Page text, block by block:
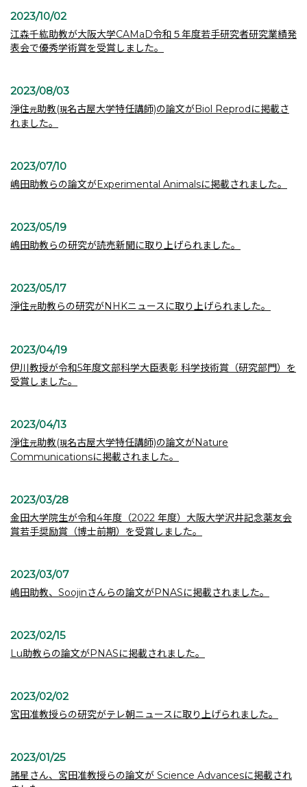
2023/10/02
江森千紘助教が大阪大学CAMaD令和５年度若手研究者研究業績発
表会で優秀学術賞を受賞しました。
2023/08/03
淨住元助教(現名古屋大学特任講師)の論文がBiol Reprodに掲載さ
れました。
2023/07/10
嶋田助教らの論文がExperimental Animalsに掲載されました。
2023/05/19
嶋田助教らの研究が読売新聞に取り上げられました。
2023/05/17
淨住元助教らの研究がNHKニュースに取り上げられました。
2023/04/19
伊川教授が令和5年度文部科学大臣表彰 科学技術賞（研究部門）を
受賞しました。
2023/04/13
淨住元助教(現名古屋大学特任講師)の論文がNature
Communicationsに掲載されました。
2023/03/28
金田大学院生が令和4年度（2022 年度）大阪大学沢井記念薬友会
賞若手奨励賞（博士前期）を受賞しました。
2023/03/07
嶋田助教、Soojinさんらの論文がPNASに掲載されました。
2023/02/15
Lu助教らの論文がPNASに掲載されました。
2023/02/02
宮田准教授らの研究がテレ朝ニュースに取り上げられました。
2023/01/25
諸星さん、宮田准教授らの論文が Science Advancesに掲載され